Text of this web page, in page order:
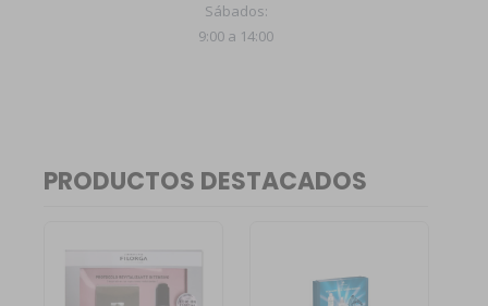
Sábados:
9:00 a 14:00